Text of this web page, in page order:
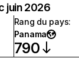
juin 2026
Rang du pays:
Panama
790